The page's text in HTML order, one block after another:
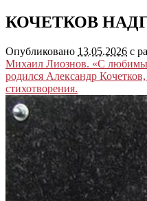
КОЧЕТКОВ
Опубликовано 13.05.2026 с
Михаил Лиознов. «С
родился Александр
стихотворения.